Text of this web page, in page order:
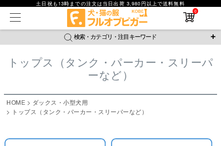
土日祝も13時までの注文は当日出荷 3,980円以上で送料無料
0
検索・カテゴリ・注目キーワード
＼注目ワード／
撥水レイン
接触冷感 おそろコーデ 背中開きアイテム
新作アイテム
在庫なし商品を表示しない
商品番号
価格が安い順
価格が高い順
レビュー数順
トップス（タンク・パーカー・スリーパ
ーなど）
HOME
ダックス・小型犬用
トップス（タンク・パーカー・スリーパーなど）